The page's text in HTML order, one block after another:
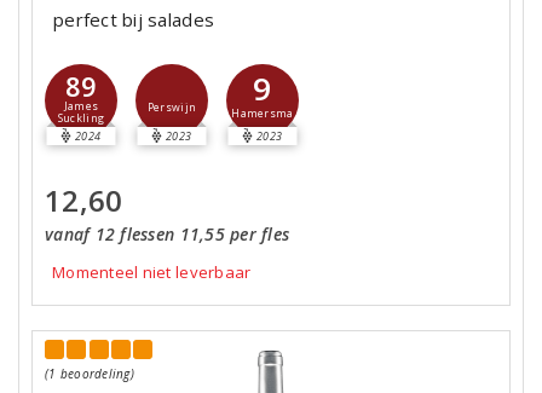
perfect bij salades
89
James
Suckling
2024
Perswijn
2023
9
Hamersma
2023
12,60
vanaf 12 flessen 11,55 per fles
Momenteel niet leverbaar
(1 beoordeling)